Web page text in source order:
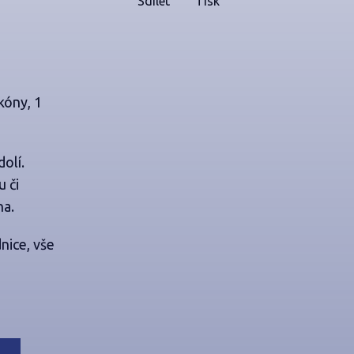
1
či
vše